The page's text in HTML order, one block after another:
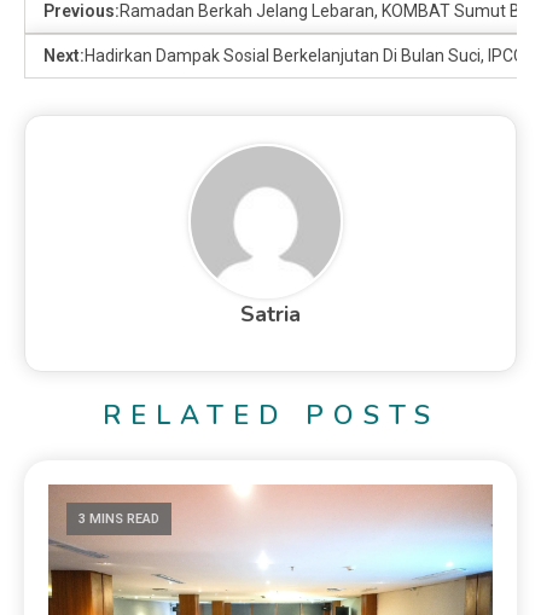
Previous:Ramadan Berkah Jelang Lebaran, KOMBAT Sumut
Next:Hadirkan Dampak Sosial Berkelanjutan Di Bulan Suci, IPCC
Satria
RELATED POSTS
3 MINS READ